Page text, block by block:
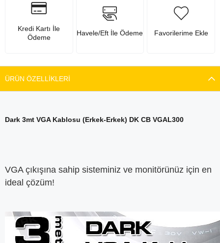
Kredi Kartı İle
Ödeme
Havele/Eft İle Ödeme Favorilerime Ekle
ÜRÜN ÖZELLIKLERI
Dark 3mt VGA Kablosu (Erkek-Erkek) DK CB VGAL300
VGA çıkışına sahip sisteminiz ve monitörünüz için en
ideal çözüm!